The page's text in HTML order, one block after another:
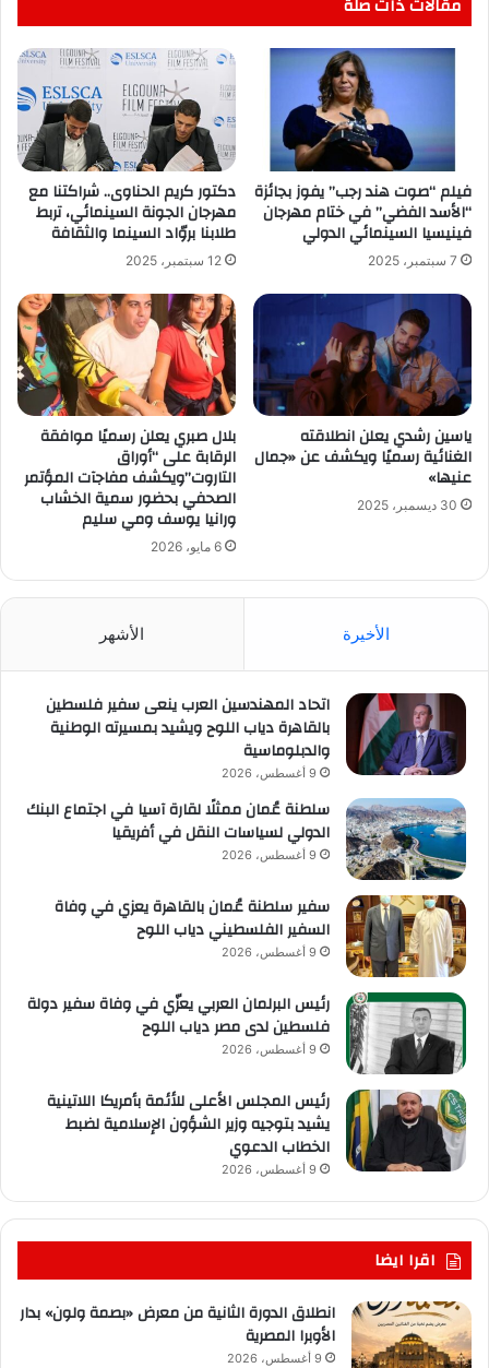
فيلم “صوت هند رجب” يفوز بجائزة
“الأسد الفضي” في ختام مهرجان
فينيسيا السينمائي الدولي
7 سبتمبر، 2025
دكتور كريم الحناوى.. شراكتنا مع
مهرجان الجونة السينمائي، تربط
طلابنا بروّاد السينما والثقافة
12 سبتمبر، 2025
ياسين رشدي يعلن انطلاقته
الغنائية رسميًا ويكشف عن «جمال
عنيها»
30 ديسمبر، 2025
بلال صبري يعلن رسميًا موافقة
الرقابة على “أوراق
التاروت”ويكشف مفاجآت المؤتمر
الصحفي بحضور سمية الخشاب
ورانيا يوسف ومي سليم
6 مايو، 2026
الأخيرة الأشهر
اتحاد المهندسين العرب ينعى سفير فلسطين
بالقاهرة دياب اللوح ويشيد بمسيرته الوطنية
والدبلوماسية
9 أغسطس، 2026
سلطنة عُمان ممثلًا لقارة آسيا في اجتماع البنك
الدولي لسياسات النقل في أفريقيا
9 أغسطس، 2026
سفير سلطنة عُمان بالقاهرة يعزي في وفاة
السفير الفلسطيني دياب اللوح
9 أغسطس، 2026
رئيس البرلمان العربي يعزّي في وفاة سفير دولة
فلسطين لدى مصر دياب اللوح
9 أغسطس، 2026
رئيس المجلس الأعلى للأئمة بأمريكا اللاتينية
يشيد بتوجيه وزير الشؤون الإسلامية لضبط
الخطاب الدعوي
9 أغسطس، 2026
اقرا ايضا
انطلاق الدورة الثانية من معرض «بصمة ولون» بدار
الأوبرا المصرية
9 أغسطس، 2026